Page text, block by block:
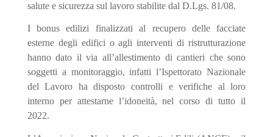
salute e sicurezza sul lavoro stabilite dal D.Lgs. 81/08.
I bonus edilizi finalizzati al recupero delle facciate
esterne degli edifici o agli interventi di ristrutturazione
hanno dato il via all’allestimento di cantieri che sono
soggetti a monitoraggio, infatti l’Ispettorato Nazionale
del Lavoro ha disposto controlli e verifiche al loro
interno per attestarne l’idoneità, nel corso di tutto il
2022.